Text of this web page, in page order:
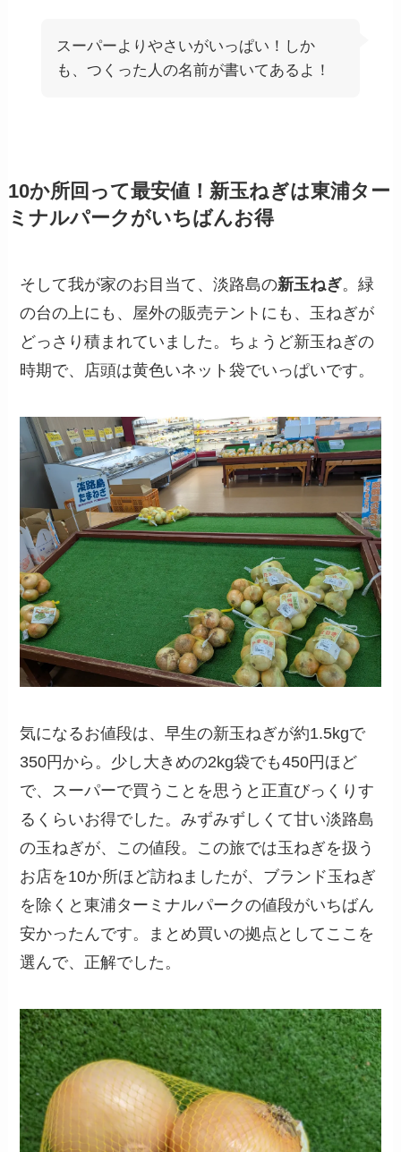
スーパーよりやさいがいっぱい！しか
も、つくった人の名前が書いてあるよ！
10か所回って最安値！新玉ねぎは東浦ター
ミナルパークがいちばんお得
そして我が家のお目当て、淡路島の新玉ねぎ。緑
の台の上にも、屋外の販売テントにも、玉ねぎが
どっさり積まれていました。ちょうど新玉ねぎの
時期で、店頭は黄色いネット袋でいっぱいです。
気になるお値段は、早生の新玉ねぎが約1.5kgで
350円から 。少し大きめの2kg袋でも450円ほど
で、スーパーで買うことを思うと正直びっくりす
るくらいお得でした。みずみずしくて甘い淡路島
の玉ねぎが、この値段。この旅では玉ねぎを扱う
お店を10か所ほど訪ねましたが、ブランド玉ねぎ
を除くと東浦ターミナルパークの値段がいちばん
安かったんです。まとめ買いの拠点としてここを
選んで、正解でした。